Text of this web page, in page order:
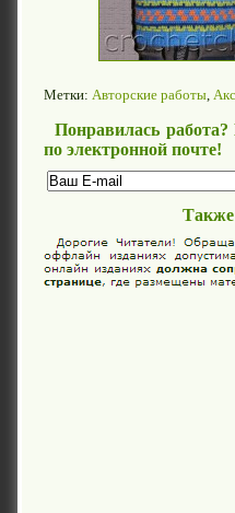
Метки: Авторские работы,
Понравилась
по электронной почте!
Также